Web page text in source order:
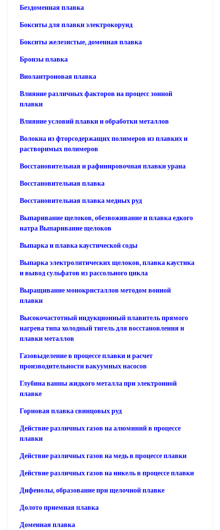
Бездоменная плавка
Бокситы для плавки электрокорунд
Бокситы железистые, доменная плавка
Бронзы плавка
Виолантроновая плавка
Влияние различных факторов на процесс зонной
плавки
Влияние условий плавки и обработки металлов
Волокна из фторсодержащих полимеров из плавких и
растворимых полимеров
Восстановительная и рафинировочная плавки урана
Восстановительная плавка
Восстановительная плавка медных руд
Выпаривание щелоков, обезвоживание и плавка едкого
натра Выпаривание щелоков
Выпарка и плавка каустической соды
Выпарка электролитических щелоков, плавка каустика
и вывод сульфатов из рассольного цикла
Выращивание монокристаллов методом вонной
плавки
Высокочастотный индукционный плавитель прямого
нагрева типа холодный тигель для восстановления и
плавки металлов
Газовыделение в процессе плавки и расчет
производительности вакуумных насосов
Глубина ванны жидкого металла при электронной
плавке
Горновая плавка свинцовых руд
Действие различных газов на алюминий в процессе
плавки
Действие различных газов на медь в процессе плавки
Действие различных газов на никель в процессе плавки
Дифенолы, образование при щелочной плавке
Долото приемная плавка
Доменная плавка